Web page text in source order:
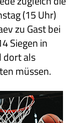
(15 Uhr)
zu Gast bei
Siegen in
dort als
müssen.